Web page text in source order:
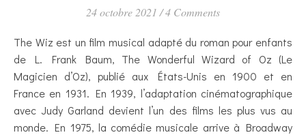
24 octobre 2021 /4 Comments
The Wiz est un film musical adapté du roman pour enfants
de L. Frank Baum, The Wonderful Wizard of Oz (Le
Magicien d’Oz), publié aux États-Unis en 1900 et en
France en 1931. En 1939, l’adaptation cinématographique
avec Judy Garland devient l’un des films les plus vus au
monde. En 1975, la comédie musicale arrive à Broadway